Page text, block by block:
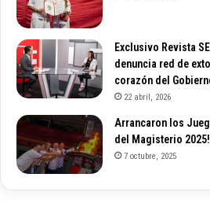
Exclusivo Revista
denuncia red de
corazón del
22 abril, 2026
Arrancaron los
del Magisterio 2025!
7 octubre, 2025